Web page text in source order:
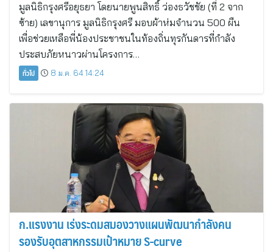
มูลนิธิกรุงศรีอยุธยา โดยนายพูนสิทธิ์ ว่องธวัชชัย (ที่ 2 จาก
ซ้าย) เลขานุการ มูลนิธิกรุงศรี มอบผ้าห่มจำนวน 500 ผืน
เพื่อช่วยเหลือพี่น้องประชาชนในท้องถิ่นทุรกันดารที่กำลัง
ประสบภัยหนาวผ่านโครงการ…
ทั่วไป 8 ม.ค. 64 14:24
ก.แรงงาน เร่งระดมสมองวางแผนพัฒนากำลังคน
รองรับอุตสาหกรรมเป้าหมาย S-curve